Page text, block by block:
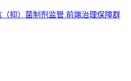
抑）菌制剂监管 前端治理保障群